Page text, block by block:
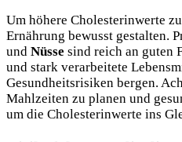
Um höhere Cholesterinwerte
Ernährung bewusst gestalten.
und Nüsse sind reich an guten
und stark verarbeitete
Gesundheitsrisiken bergen.
Mahlzeiten zu planen und
um die Cholesterinwerte ins